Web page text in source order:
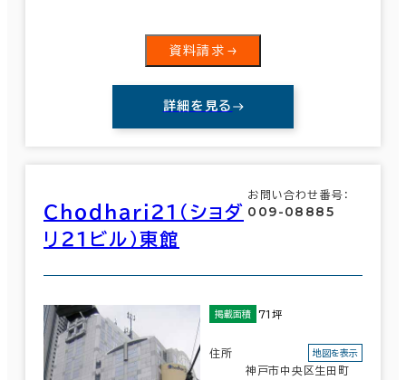
資料請求
詳細を見る
Ｃｈｏｄｈａｒｉ２１（ショダ
リ２１ビル）東館
お問い合わせ番号：
009-08885
掲載面積 71坪
住所
神戸市中央区生田町
地図を表示